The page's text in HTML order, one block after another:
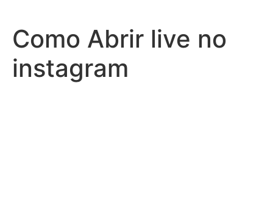
conteúdo
Como Abrir live no
instagram